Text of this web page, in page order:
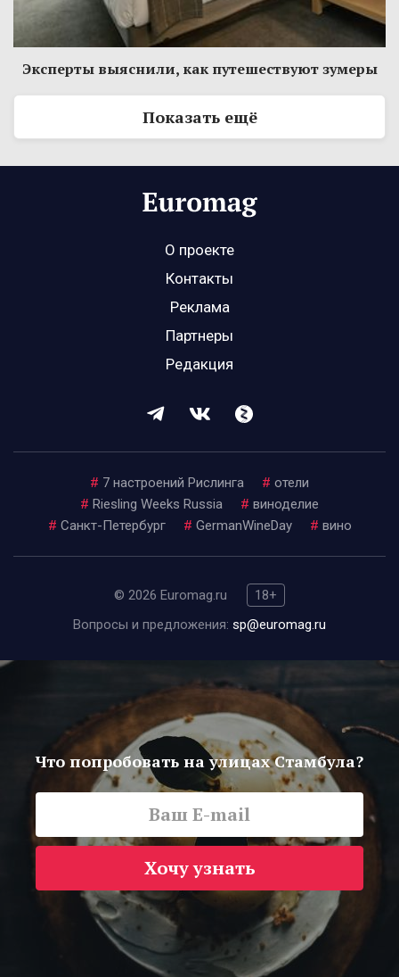
Эксперты выяснили, как путешествуют зумеры
Показать ещё
О проекте
Контакты
Реклама
Партнеры
Редакция
# 7 настроений Рислинга # отели
# Riesling Weeks Russia # виноделие
# Санкт-Петербург # GermanWineDay # вино
© 2026 Euromag.ru
18+
Вопросы и предложения: sp@euromag.ru
Что попробовать на улицах Стамбула?
Хочу узнать